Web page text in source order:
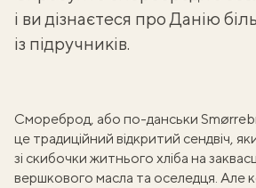
і ви дізнаєтеся про Данію
із підручників.
Смореброд, або по-данськи
це традиційний відкритий сендвіч,
зі скибочки житнього хліба на
вершкового масла та оселедця. Але